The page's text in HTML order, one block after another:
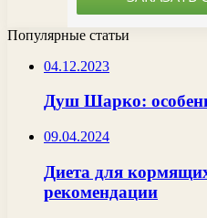
Популярные статьи
04.12.2023
Душ Шарко:
09.04.2024
Диета для
рекомендации